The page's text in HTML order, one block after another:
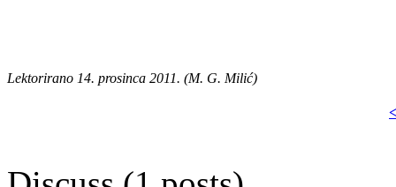
Lektorirano 14. prosinca 2011. (M. G. Milić)